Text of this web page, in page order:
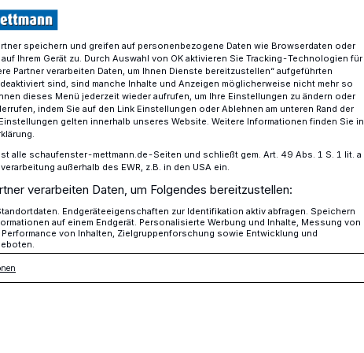
Nematoden gegen gefährliche Raupen​
Hochdruck
Streckenwart*innen und
Regionalniederlassung
entlang der Landes- und
speichern und greifen auf personenbezogene Daten wie Browserdaten oder
Ihrem Gerät zu. Durch Auswahl von OK aktivieren Sie Tracking-Technologien für
Partner verarbeiten Daten, um Ihnen Dienste bereitzustellen“ aufgeführten
sind, sind manche Inhalte und Anzeigen möglicherweise nicht mehr so
dieses Menü jederzeit wieder aufrufen, um Ihre Einstellungen zu ändern oder
indem Sie auf den Link Einstellungen oder Ablehnen am unteren Rand der
gelten innerhalb unseres Website. Weitere Informationen finden Sie in
alle schaufenster-mettmann.de-Seiten und schließt gem. Art. 49 Abs. 1 S. 1 lit. a
außerhalb des EWR, z.B. in den USA ein.
verarbeiten Daten, um Folgendes bereitzustellen:
Endgeräteeigenschaften zur Identifikation aktiv abfragen. Speichern
auf einem Endgerät. Personalisierte Werbung und Inhalte, Messung von
von Inhalten, Zielgruppenforschung sowie Entwicklung und